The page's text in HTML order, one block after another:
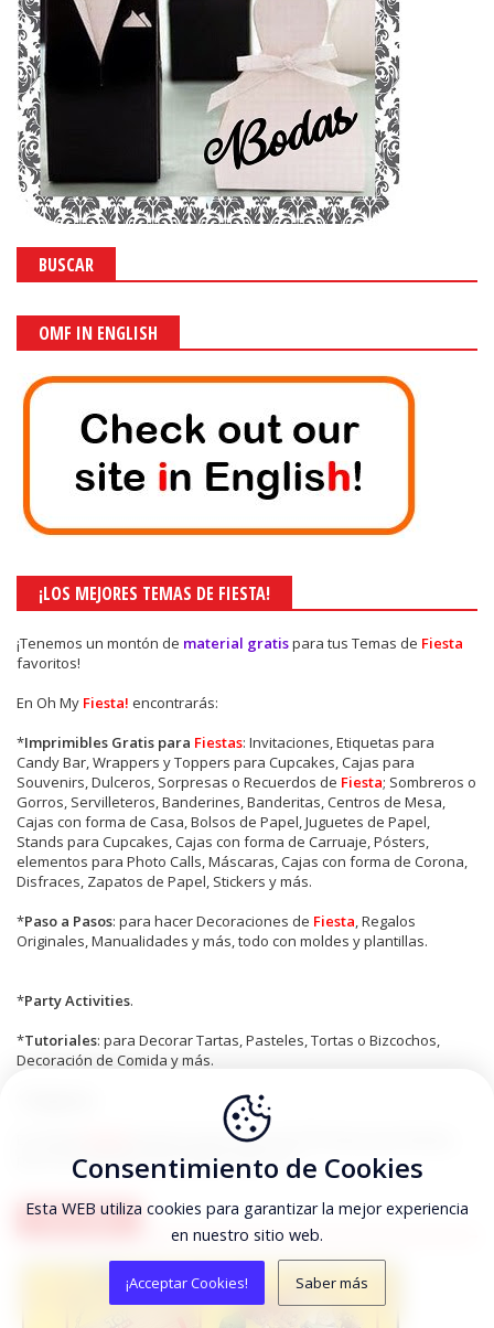
BUSCAR
OMF IN ENGLISH
¡LOS MEJORES TEMAS DE FIESTA!
¡Tenemos un montón de material gratispara tus Temas de Fiesta
favoritos!
En Oh My Fiesta! encontrarás:
*Imprimibles Gratis para Fiestas: Invitaciones, Etiquetas para
Candy Bar, Wrappers y Toppers para Cupcakes, Cajas para
Souvenirs, Dulceros, Sorpresas o Recuerdos de Fiesta; Sombreros o
Gorros, Servilleteros, Banderines, Banderitas, Centros de Mesa,
Cajas con forma de Casa, Bolsos de Papel, Juguetes de Papel,
Stands para Cupcakes, Cajas con forma de Carruaje, Pósters,
elementos para Photo Calls, Máscaras, Cajas con forma de Corona,
Disfraces, Zapatos de Papel, Stickers y más.
*Paso a Pasos: para hacer Decoraciones de Fiesta , Regalos
Originales, Manualidades y más, todo con moldes y plantillas.
*Party Activities.
*Tutoriales: para Decorar Tartas, Pasteles, Tortas o Bizcochos,
Decoración de Comida y más.
tenemos para ti más de 750 Temas para Fiestas,
pero los preferidos de nuestros fans son:
TOY STORY
Consentimiento de Cookies
Esta WEB utiliza cookies para garantizar la mejor experiencia
en nuestro sitio web.
¡Acceptar Cookies! Saber más